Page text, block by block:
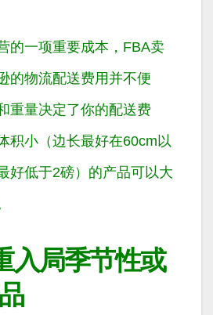
的一项重要成本，FBA卖
的物流配送费用并不便
重量决定了你的配送费
积小（边长最好在60cm以
好低于2磅）的产品可以大
入局季节性或